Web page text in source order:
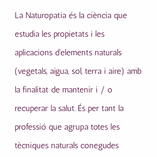
La Naturopatia és la ciència que
estudia les propietats i les
aplicacions d'elements naturals
(vegetals, aigua, sol, terra i aire) amb
la finalitat de mantenir i / o
recuperar la salut. És per tant la
professió que agrupa totes les
tècniques naturals conegudes